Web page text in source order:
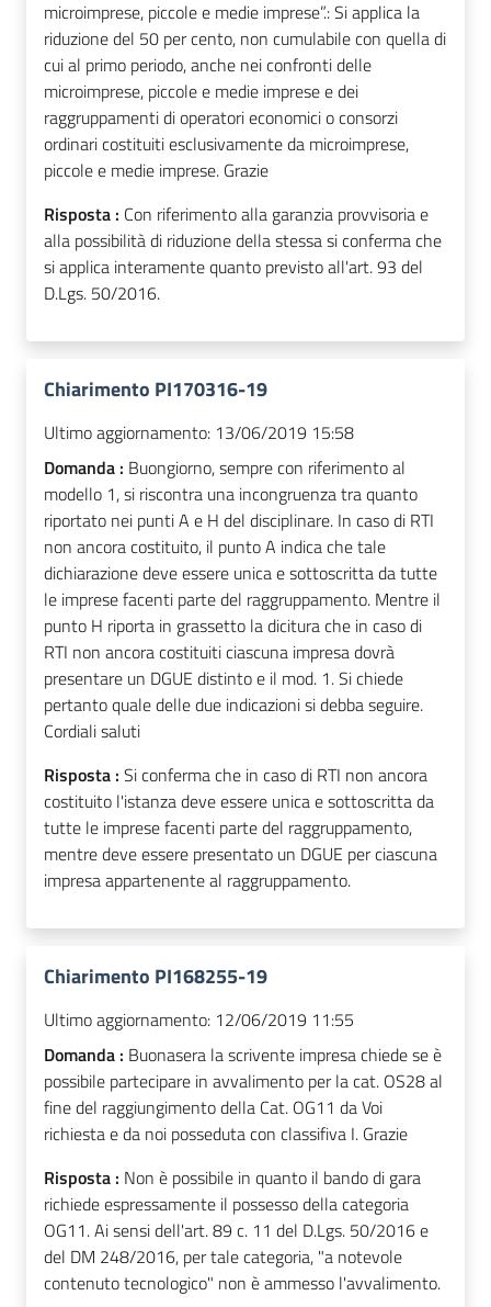
microimprese, piccole e medie imprese”.: Si applica la
riduzione del 50 per cento, non cumulabile con quella di
cui al primo periodo, anche nei confronti delle
microimprese, piccole e medie imprese e dei
raggruppamenti di operatori economici o consorzi
ordinari costituiti esclusivamente da microimprese,
piccole e medie imprese. Grazie
Risposta : Con riferimento alla garanzia provvisoria e
alla possibilità di riduzione della stessa si conferma che
si applica interamente quanto previsto all'art. 93 del
D.Lgs. 50/2016.
Chiarimento PI170316-19
Ultimo aggiornamento: 13/06/2019 15:58
Domanda : Buongiorno, sempre con riferimento al
modello 1, si riscontra una incongruenza tra quanto
riportato nei punti A e H del disciplinare. In caso di RTI
non ancora costituito, il punto A indica che tale
dichiarazione deve essere unica e sottoscritta da tutte
le imprese facenti parte del raggruppamento. Mentre il
punto H riporta in grassetto la dicitura che in caso di
RTI non ancora costituiti ciascuna impresa dovrà
presentare un DGUE distinto e il mod. 1. Si chiede
pertanto quale delle due indicazioni si debba seguire.
Cordiali saluti
Risposta : Si conferma che in caso di RTI non ancora
costituito l'istanza deve essere unica e sottoscritta da
tutte le imprese facenti parte del raggruppamento,
mentre deve essere presentato un DGUE per ciascuna
impresa appartenente al raggruppamento.
Chiarimento PI168255-19
Ultimo aggiornamento: 12/06/2019 11:55
Domanda : Buonasera la scrivente impresa chiede se è
possibile partecipare in avvalimento per la cat. OS28 al
fine del raggiungimento della Cat. OG11 da Voi
richiesta e da noi posseduta con classifiva I. Grazie
Risposta : Non è possibile in quanto il bando di gara
richiede espressamente il possesso della categoria
OG11. Ai sensi dell'art. 89 c. 11 del D.Lgs. 50/2016 e
del DM 248/2016, per tale categoria, "a notevole
contenuto tecnologico" non è ammesso l'avvalimento.